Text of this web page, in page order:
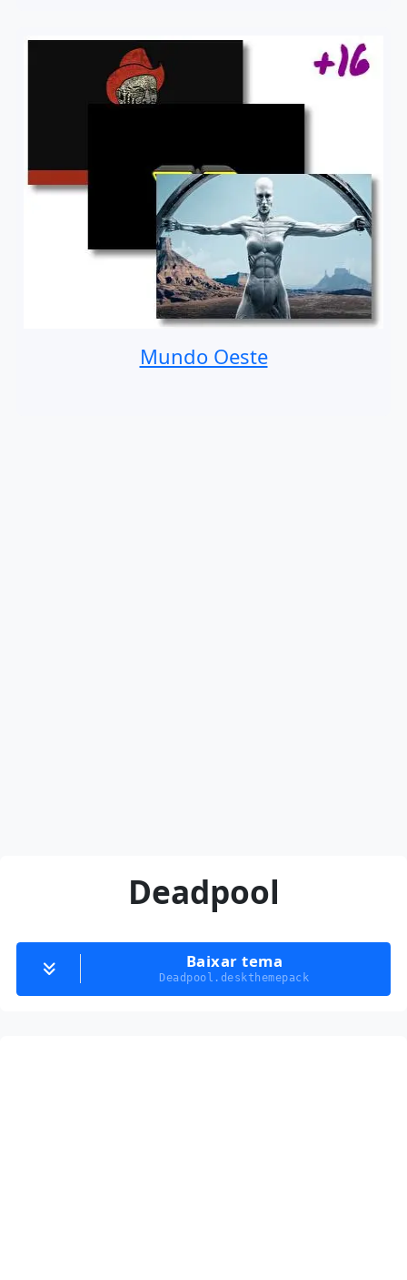
Mundo Oeste
Deadpool
Baixar tema
Deadpool.deskthemepack